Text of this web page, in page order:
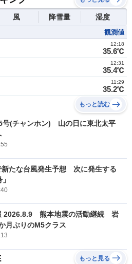
風 降雪量 湿度
観測値
35.6℃
12:18
35.4℃
12:31
35.2℃
11:29
もっと読む
号(チャンホン) 山の日に東北太平
新たな台風発生予想 次に発生する
2026.8.9 熊本地震の活動継続 岩
月ぶりのM5クラス
もっと見る